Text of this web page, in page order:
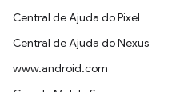
Central de Ajuda do Pixel
Central de Ajuda do Nexus
www.android.com